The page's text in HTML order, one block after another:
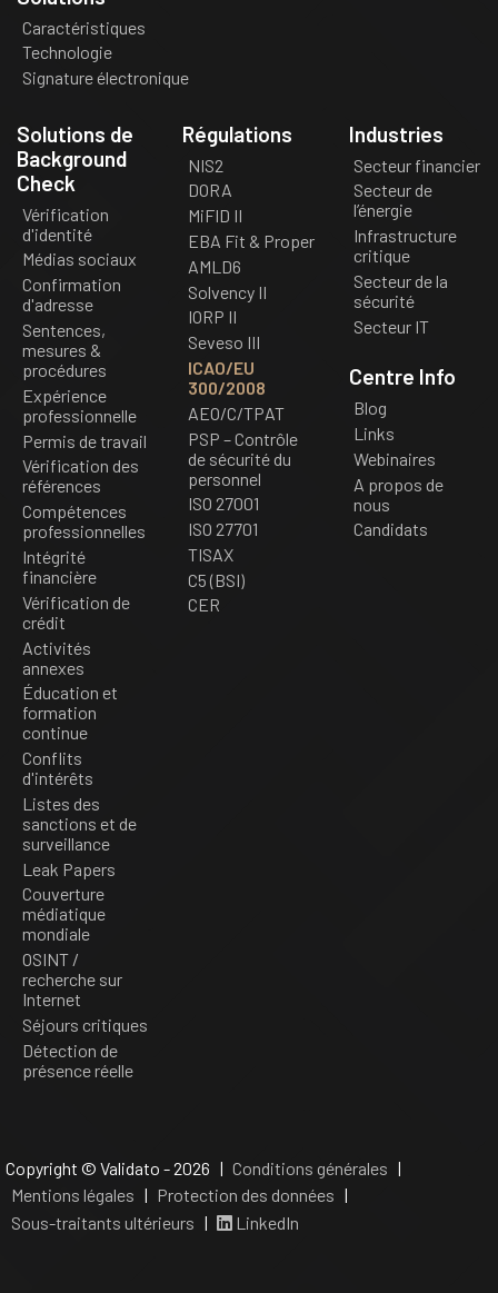
Caractéristiques
Technologie
Signature électronique
Solutions de
Background
Check
Vérification
d'identité
Médias sociaux
Confirmation
d'adresse
Sentences,
mesures &
procédures
Expérience
professionnelle
Permis de travail
Vérification des
références
Compétences
professionnelles
Intégrité
financière
Vérification de
crédit
Activités
annexes
Éducation et
formation
continue
Conflits
d'intérêts
Listes des
sanctions et de
surveillance
Leak Papers
Couverture
médiatique
mondiale
OSINT /
recherche sur
Internet
Séjours critiques
Détection de
présence réelle
Régulations
NIS2
DORA
MiFID II
EBA Fit & Proper
AMLD6
Solvency II
IORP II
Seveso III
ICAO/EU
300/2008
AEO/C/TPAT
PSP – Contrôle
de sécurité du
personnel
ISO 27001
ISO 27701
TISAX
C5 (BSI)
CER
Industries
Secteur financier
Secteur de
l’énergie
Infrastructure
critique
Secteur de la
sécurité
Secteur IT
Centre Info
Blog
Links
Webinaires
A propos de
nous
Candidats
Copyright © Validato - 2026 | Conditions générales |
Mentions légales | Protection des données |
Sous-traitants ultérieurs | LinkedIn